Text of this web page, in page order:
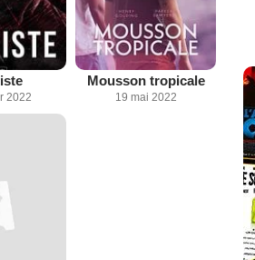
2022
Mousson tropicale
19 mai 2022